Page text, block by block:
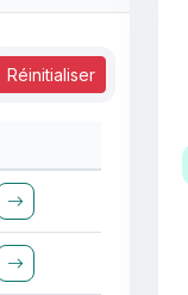
Réinitialiser